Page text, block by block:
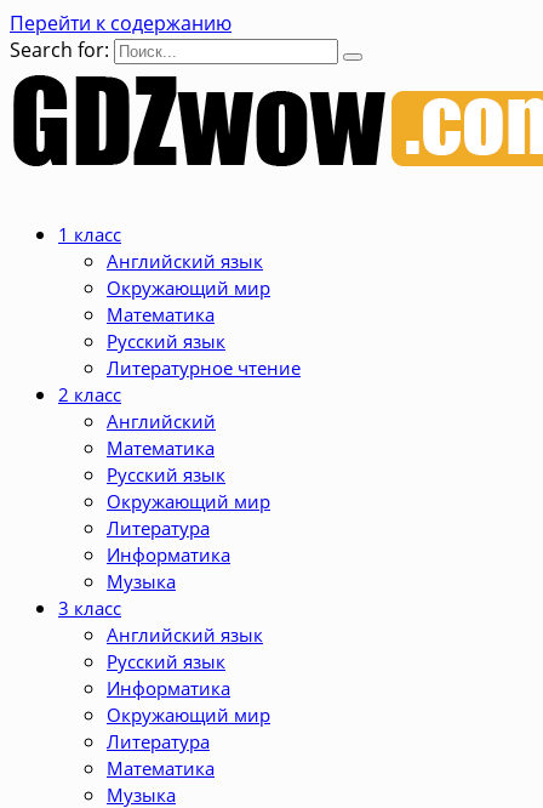
Перейти к содержанию
Search for:
1 класс
Английский язык
Окружающий мир
Математика
Русский язык
Литературное чтение
2 класс
Английский
Математика
Русский язык
Окружающий мир
Литература
Информатика
Музыка
3 класс
Английский язык
Русский язык
Информатика
Окружающий мир
Литература
Математика
Музыка